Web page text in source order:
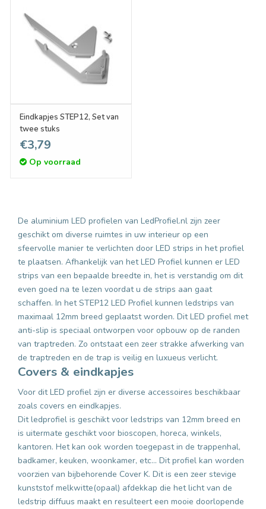
Eindkapjes STEP12, Set van
twee stuks
€3,79
Op voorraad
De aluminium LED profielen van LedProfiel.nl zijn zeer
geschikt om diverse ruimtes in uw interieur op een
sfeervolle manier te verlichten door LED strips in het profiel
te plaatsen. Afhankelijk van het LED Profiel kunnen er LED
strips van een bepaalde breedte in, het is verstandig om dit
even goed na te lezen voordat u de strips aan gaat
schaffen. In het STEP12 LED Profiel kunnen ledstrips van
maximaal 12mm breed geplaatst worden. Dit LED profiel met
anti-slip is speciaal ontworpen voor opbouw op de randen
van traptreden. Zo ontstaat een zeer strakke afwerking van
de traptreden en de trap is veilig en luxueus verlicht.
Covers & eindkapjes
Voor dit LED profiel zijn er diverse accessoires beschikbaar
zoals covers en eindkapjes.
Dit ledprofiel is geschikt voor ledstrips van 12mm breed en
is uitermate geschikt voor bioscopen, horeca, winkels,
kantoren. Het kan ook worden toegepast in de trappenhal,
badkamer, keuken, woonkamer, etc... Dit profiel kan worden
voorzien van bijbehorende Cover K. Dit is een zeer stevige
kunststof melkwitte(opaal) afdekkap die het licht van de
ledstrip diffuus maakt en resulteert een mooie doorlopende